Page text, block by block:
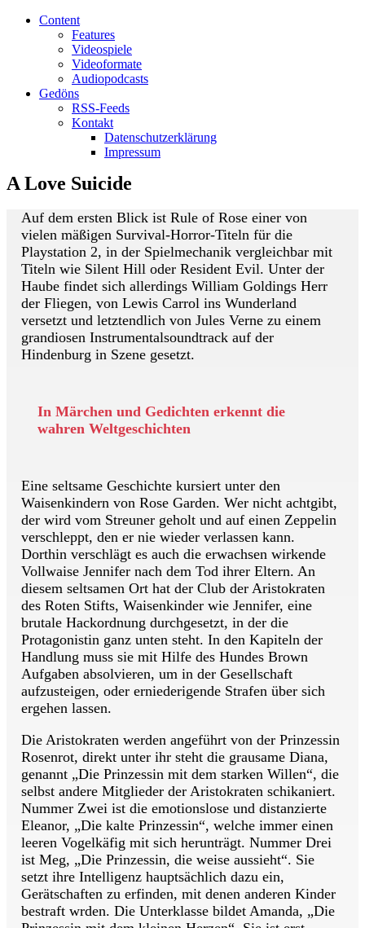
Content
Features
Videospiele
Videoformate
Audiopodcasts
Gedöns
RSS-Feeds
Kontakt
Datenschutzerklärung
Impressum
A Love Suicide
Auf dem ersten Blick ist Rule of Rose einer von
vielen mäßigen Survival-Horror-Titeln für die
Playstation 2, in der Spielmechanik vergleichbar mit
Titeln wie Silent Hill oder Resident Evil. Unter der
Haube findet sich allerdings William Goldings Herr
der Fliegen, von Lewis Carrol ins Wunderland
versetzt und letztendlich von Jules Verne zu einem
grandiosen Instrumentalsoundtrack auf der
Hindenburg in Szene gesetzt.
In Märchen und Gedichten erkennt die
wahren Weltgeschichten
Eine seltsame Geschichte kursiert unter den
Waisenkindern von Rose Garden. Wer nicht achtgibt,
der wird vom Streuner geholt und auf einen Zeppelin
verschleppt, den er nie wieder verlassen kann.
Dorthin verschlägt es auch die erwachsen wirkende
Vollwaise Jennifer nach dem Tod ihrer Eltern. An
diesem seltsamen Ort hat der Club der Aristokraten
des Roten Stifts, Waisenkinder wie Jennifer, eine
brutale Hackordnung durchgesetzt, in der die
Protagonistin ganz unten steht. In den Kapiteln der
Handlung muss sie mit Hilfe des Hundes Brown
Aufgaben absolvieren, um in der Gesellschaft
aufzusteigen, oder erniederigende Strafen über sich
ergehen lassen.
Die Aristokraten werden angeführt von der Prinzessin
Rosenrot, direkt unter ihr steht die grausame Diana,
genannt „Die Prinzessin mit dem starken Willen“, die
selbst andere Mitglieder der Aristokraten schikaniert.
Nummer Zwei ist die emotionslose und distanzierte
Eleanor, „Die kalte Prinzessin“, welche immer einen
leeren Vogelkäfig mit sich herunträgt. Nummer Drei
ist Meg, „Die Prinzessin, die weise aussieht“. Sie
setzt ihre Intelligenz hauptsächlich dazu ein,
Gerätschaften zu erfinden, mit denen anderen Kinder
bestraft wrden. Die Unterklasse bildet Amanda, „Die